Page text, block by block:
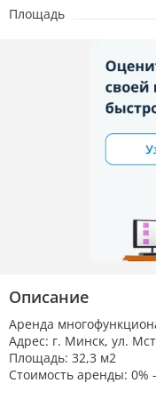
Площадь
Описание
Аренда
Адрес: г. Минск, ул.
Площадь: 32,3 м2
Стоимость аренды: 0%